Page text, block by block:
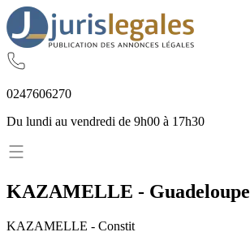
0247606270
Du lundi au vendredi de 9h00 à 17h30
KAZAMELLE - Guadeloupe
KAZAMELLE - Constit